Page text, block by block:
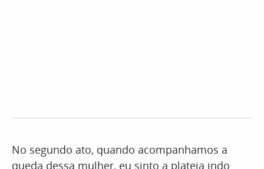
No segundo ato, quando acompanhamos a
queda dessa mulher, eu sinto a plateia indo